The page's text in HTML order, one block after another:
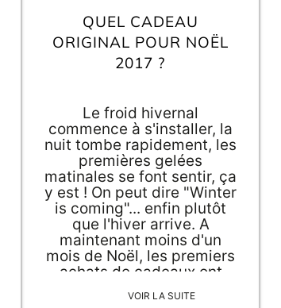
QUEL CADEAU
ORIGINAL POUR NOËL
2017 ?
Le froid hivernal
commence à s'installer, la
nuit tombe rapidement, les
premières gelées
matinales se font sentir, ça
y est ! On peut dire "Winter
is coming"... enfin plutôt
que l'hiver arrive. A
maintenant moins d'un
mois de Noël, les premiers
achats de cadeaux ont
commencé. Alors pour vos
proches, quel cadeau
VOIR LA SUITE